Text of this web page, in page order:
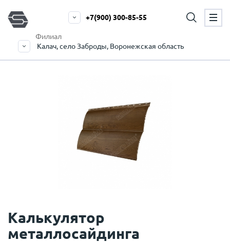
Филиал
Калач, село Заброды, Воронежская область
+7(900) 300-85-55
Калькулятор
металлосайдинга